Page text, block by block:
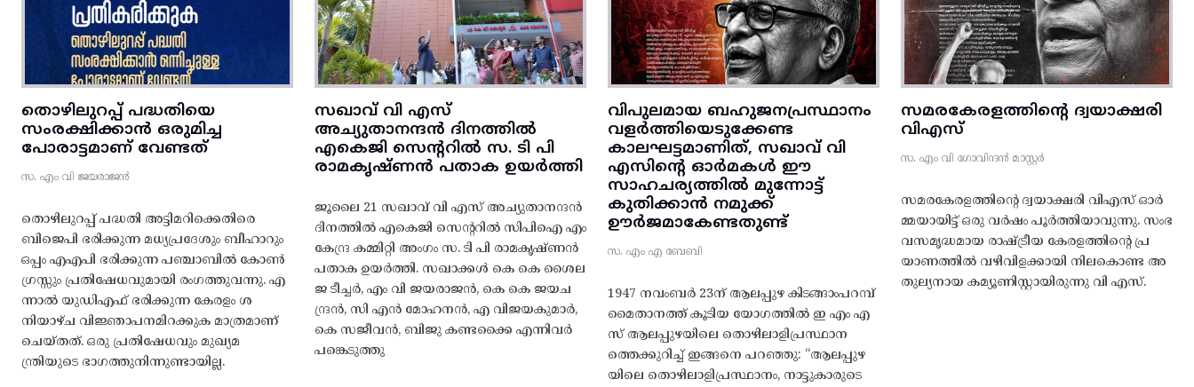
തൊഴിലുറപ്പ് പദ്ധതിയെ
സംരക്ഷിക്കാൻ ഒരുമിച്ച
പോരാട്ടമാണ് വേണ്ടത്
സ. എം വി ജയരാജൻ
തൊഴിലുറപ്പ് പദ്ധതി അട്ടിമറിക്കെതിരെ
ബിജെപി ഭരിക്കുന്ന മധ്യപ്രദേശും ബീഹാറും
ഒപ്പം എഎപി ഭരിക്കുന്ന പഞ്ചാബിൽ കോൺ
ഗ്രസ്സും പ്രതിഷേധവുമായി രംഗത്തുവന്നു. എ
ന്നാൽ യുഡിഎഫ് ഭരിക്കുന്ന കേരളം ശ
നിയാഴ്ച വിജ്ഞാപനമിറക്കുക മാത്രമാണ്
ചെയ്തത്. ഒരു പ്രതിഷേധവും മുഖ്യമ
ന്ത്രിയുടെ ഭാഗത്തുനിന്നുണ്ടായില്ല.
സഖാവ് വി എസ്
അച്യുതാനന്ദൻ ദിനത്തിൽ
എകെജി സെന്ററിൽ സ. ടി പി
രാമകൃഷ്‌ണൻ പതാക ഉയർത്തി
ജൂലൈ 21 സഖാവ് വി എസ് അച്യുതാനന്ദൻ
ദിനത്തിൽ എകെജി സെന്ററിൽ സിപിഐ എം
കേന്ദ്ര കമ്മിറ്റി അംഗം സ. ടി പി രാമകൃഷ്‌ണൻ
പതാക ഉയർത്തി. സഖാക്കൾ കെ കെ ശൈല
ജ ടീച്ചർ, എം വി ജയരാജൻ, കെ കെ ജയച
ന്ദ്രൻ, സി എൻ മോഹനൻ, എ വിജയകുമാർ,
കെ സജീവൻ, ബിജു കണ്ടക്കൈ എന്നിവർ
പങ്കെടുത്തു
വിപുലമായ ബഹുജനപ്രസ്ഥാനം
വളർത്തിയെടുക്കേണ്ട
കാലഘട്ടമാണിത്, സഖാവ് വി
എസിന്റെ ഓർമകൾ ഈ
സാഹചര്യത്തിൽ മുന്നോട്ട്‌
കുതിക്കാൻ നമുക്ക്
ഊർജമാകേണ്ടതുണ്ട്
സ. എം എ ബേബി
1947 നവംബർ 23ന് ആലപ്പുഴ കിടങ്ങാംപറമ്പ്‌
മൈതാനത്ത്‌ കൂടിയ യോഗത്തിൽ ഇ എം എ
സ് ആലപ്പുഴയിലെ തൊഴിലാളിപ്രസ്ഥാന
ത്തെക്കുറിച്ച് ഇങ്ങനെ പറഞ്ഞു: “ആലപ്പുഴ
യിലെ തൊഴിലാളിപ്രസ്ഥാനം, നാട്ടുകാരുടെ
സമരകേരളത്തിൻ്റെ ദ്വയാക്ഷരി
വിഎസ്
സ. എം വി ഗോവിന്ദൻ മാസ്റ്റർ
സമരകേരളത്തിൻ്റെ ദ്വയാക്ഷരി വിഎസ് ഓർ
മ്മയായിട്ട് ഒരു വർഷം പൂർത്തിയാവുന്നു. സംഭ
വസമൃദ്ധമായ രാഷ്ട്രീയ കേരളത്തിന്റെ പ്ര
യാണത്തിൽ വഴിവിളക്കായി നിലകൊണ്ട അ
തുല്യനായ കമ്യൂണിസ്റ്റായിരുന്നു വി എസ്.